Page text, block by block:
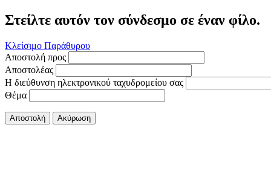
Στείλτε αυτόν τον σύνδεσμο σε έναν φίλο.
Κλείσιμο Παράθυρου
Αποστολή προς
Αποστολέας
Η διεύθυνση ηλεκτρονικού ταχυδρομείου σας
Θέμα
Αποστολή Ακύρωση